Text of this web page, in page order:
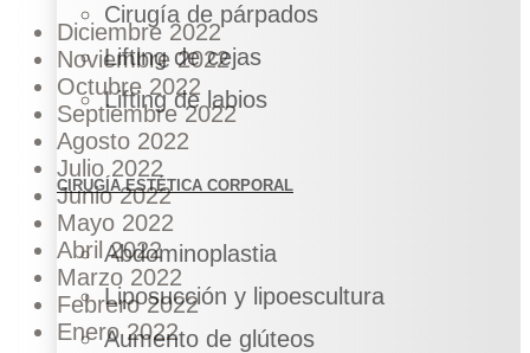
Cirugía de párpados
Lifting de cejas
Lifting de labios
CIRUGÍA ESTÉTICA CORPORAL
Abdominoplastia
Liposucción y lipoescultura
Aumento de glúteos
Diciembre 2022
Noviembre 2022
Octubre 2022
Septiembre 2022
Agosto 2022
Julio 2022
Junio 2022
Mayo 2022
Abril 2022
Marzo 2022
Febrero 2022
Enero 2022